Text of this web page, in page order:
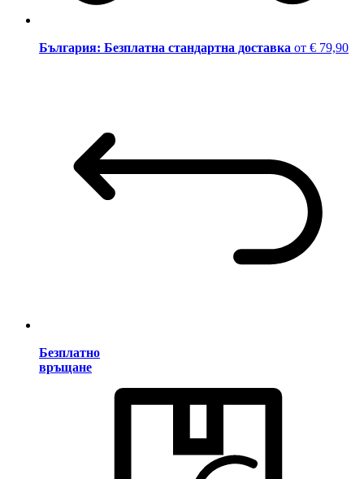
България: Безплатна стандартна доставка от € 79,90
Безплатно
връщане